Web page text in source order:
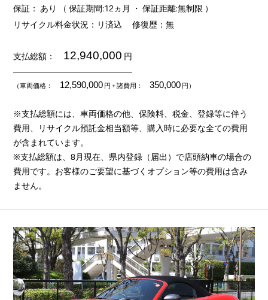
保証： あり （ 保証期間:12ヵ月 ・ 保証距離:無制限 ）
リサイクル料金状況：リ済込
修復歴：無
支払総額： 12,940,000 円
（車両価格： 12,590,000円+ 諸費用： 350,000円）
※支払総額には、車両価格の他、保険料、税金、登録等に伴う
費用、リサイクル預託金相当額等、購入時に必要な全ての費用
が含まれています。
※支払総額は、8月現在、県内登録（届出）で店頭納車の場合の
費用です。お客様のご要望に基づくオプション等の費用は含み
ません。